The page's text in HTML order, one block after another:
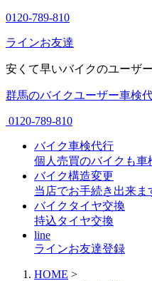
0120-789-810
ラインお友達
安くて早いバイクのユーザ
群馬のバイクユーザー車検
0120-789-810
バイク車検代行
個人売買のバイクも車
バイク構造変更
当店でお手続き出来ま
バイクタイヤ交換
持込タイヤ交換
line
ラインお友達登録
HOME >